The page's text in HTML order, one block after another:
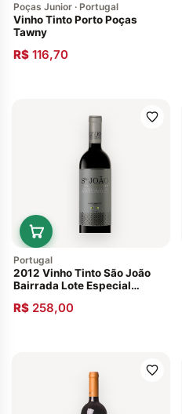
Poças Junior · Portugal
Vinho Tinto Porto Poças
Tawny
R$ 116,70
Portugal
2012 Vinho Tinto São João
Bairrada Lote Especial
R$ 258,00